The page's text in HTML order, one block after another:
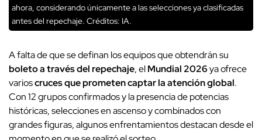
ahora, considerando únicamente a las selecciones ya clasificadas
antes del repechaje. Créditos: IA.
A falta de que se definan los equipos que obtendrán su
boleto a través del repechaje, elMundial 2026ya ofrece
varioscruces que prometen captar la atención global.
Con 12 grupos confirmados y la presencia de potencias
históricas, selecciones en ascenso y combinados con
grandes figuras, algunos enfrentamientos destacan desde el